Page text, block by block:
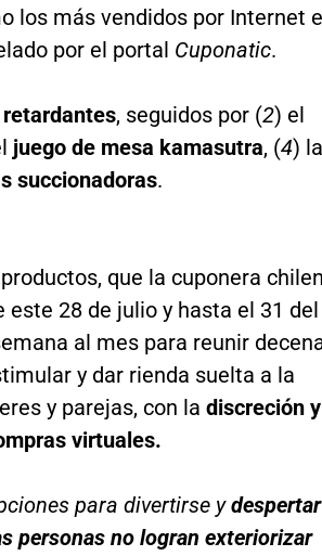
los más vendidos por Internet
por el portal Cuponatic.
, seguidos por (2) el
juego de mesa kamasutra, (4)
succionadoras.
que la cuponera
28 de julio y hasta el 31 del
al mes para reunir
y dar rienda suelta a la
y parejas, con la discreción y
virtuales.
para divertirse ydespertar
personas no logran exteriorizar